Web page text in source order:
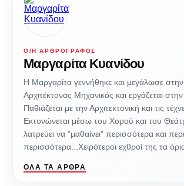
Ο/Η ΑΡΘΡΟΓΡΆΦΟΣ
Μαργαρίτα Κυανίδου
Η Μαργαρίτα γεννήθηκε και μεγάλωσε
Αρχιτέκτονας Μηχανικός και εργάζεται
Παθιάζεται με την Αρχιτεκτονική και τις
Εκτονώνεται μέσω του Χορού και του
λατρεύει να "μαθαίνει" περισσότερα και
περισσότερα...Χειρότεροι εχθροί της τα
ΌΛΑ ΤΑ ΆΡΘΡΑ